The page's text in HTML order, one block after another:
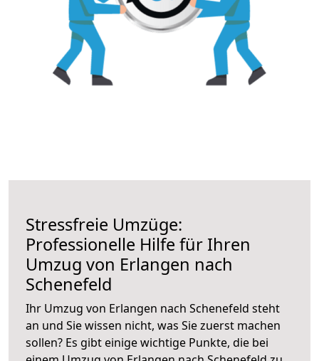
Stressfreie Umzüge:
Professionelle Hilfe für Ihren
Umzug von Erlangen nach
Schenefeld
Ihr Umzug von Erlangen nach Schenefeld steht
an und Sie wissen nicht, was Sie zuerst machen
sollen? Es gibt einige wichtige Punkte, die bei